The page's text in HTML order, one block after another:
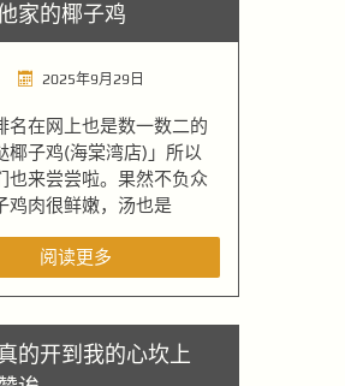
家的椰子鸡
2025年9月29日
名在网上也是数一数二的
椰子鸡(海棠湾店)」所以
也来尝尝啦。果然不负众
鸡肉很鲜嫩，汤也是
阅读更多
的开到我的心坎上